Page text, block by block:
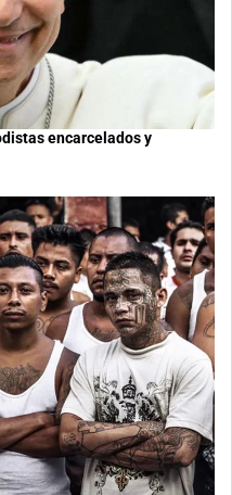
encarcelados y